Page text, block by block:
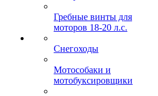
Гребные винты для
моторов 18-20 л.с.
Снегоходы
Мотособаки и
мотобуксировщики